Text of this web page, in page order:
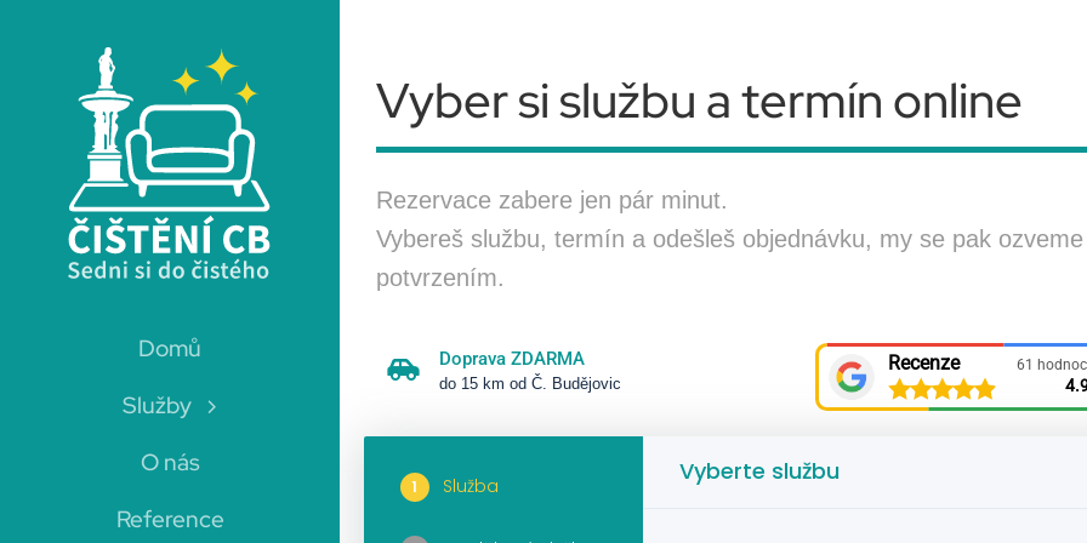
Domů
Služby
Čištění sedaček
O nás
Reference
Vyber si službu a termín online
Rezervace zabere jen pár minut.
Vybereš službu, termín a odešleš objednávku, my se pak
potvrzením.
Doprava ZDARMA
do 15 km od Č. Budějovic
1 Služba Vyberte službu